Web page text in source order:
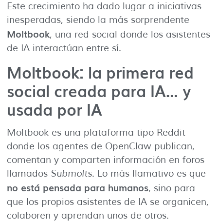
Este crecimiento ha dado lugar a iniciativas
inesperadas, siendo la más sorprendente
Moltbook, una red social donde los asistentes
de IA interactúan entre sí.
Moltbook: la primera red
social creada para IA… y
usada por IA
Moltbook es una plataforma tipo Reddit
donde los agentes de OpenClaw publican,
comentan y comparten información en foros
llamados Submolts. Lo más llamativo es que
no está pensada para humanos, sino para
que los propios asistentes de IA se organicen,
colaboren y aprendan unos de otros.